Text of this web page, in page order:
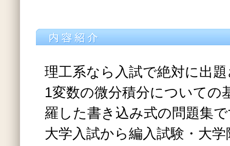
理工系なら入試で絶対に出
1変数の微分積分についての
羅した書き込み式の問題集
大学入試から編入試験・大